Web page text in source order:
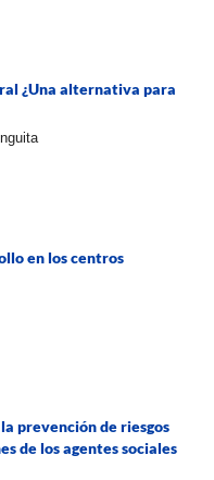
¿Una alternativa para
en los centros
prevención de riesgos
de los agentes sociales